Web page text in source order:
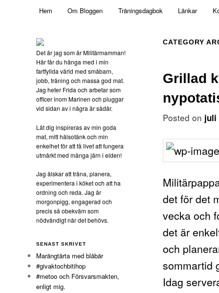
Militärmamman
Skip to primary content
Skip to secondary content
Hem Om Bloggen Träningsdagbok Länkar
CATEGORY
Grillad
Posted on juli
det för det
vecka och
det är
och
sommartid
Idag
Det är jag som är Militärmamman!
Här får du hänga med i min
fartfyllda värld med småbarn,
jobb, träning och massa god mat.
Jag heter Frida och arbetar som
officer inom Marinen och pluggar
vid sidan av i några år sådär.
Låt dig inspireras av min goda
mat, mitt hälsotänk och min
enkelhet för att få livet att fungera
utmärkt med många järn i elden!
Jag älskar att träna, planera,
experimentera i köket och att ha
ordning och reda. Jag är
morgonpigg, engagerad och
precis så obekväm som
nödvändigt när det behövs.
SENAST SKRIVET
Marängtårta med blåbär
#givaktochbitihop
#metoo och Försvarsmakten,
enligt mig.